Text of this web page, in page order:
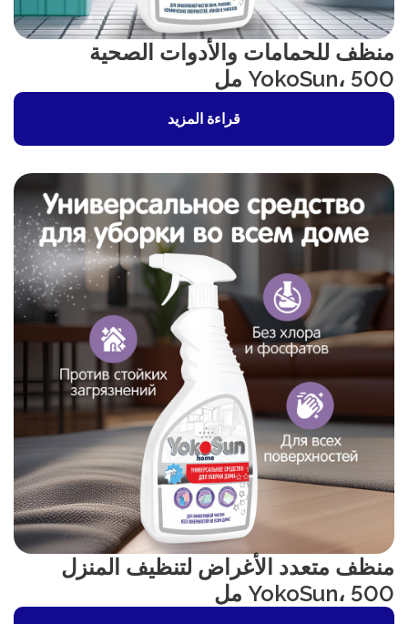
منظف للحمامات والأدوات الصحية
YokoSun، 500 مل
قراءة المزيد
منظف متعدد الأغراض لتنظيف المنزل
YokoSun، 500 مل